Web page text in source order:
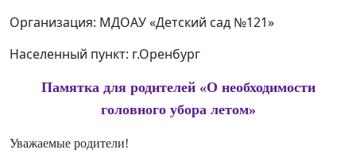
Организация: МДОАУ «Детский сад №121»
Населенный пункт: г.Оренбург
Памятка для родителей «О необходимости
головного убора летом»
Уважаемые родители!